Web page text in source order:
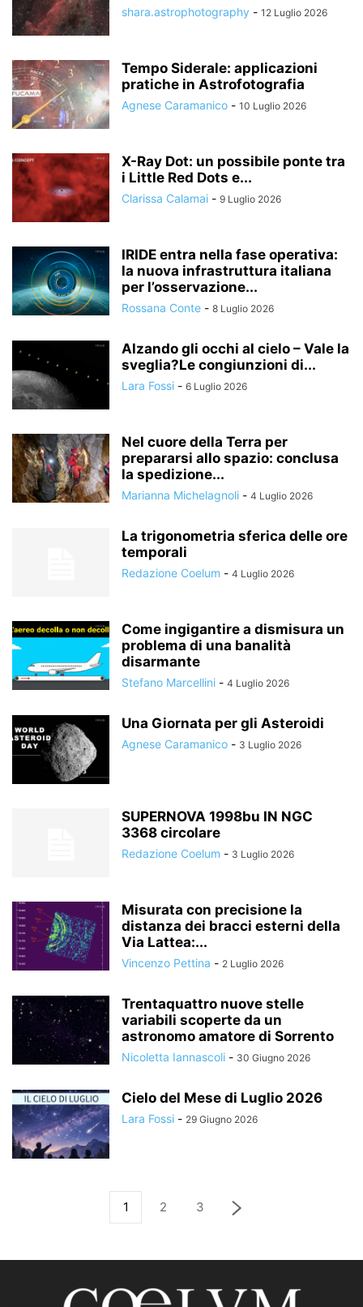
shara.astrophotography - 12 Luglio 2026
Tempo Siderale: applicazioni
pratiche in Astrofotografia
Agnese Caramanico - 10 Luglio 2026
X-Ray Dot: un possibile ponte tra
i Little Red Dots e...
Clarissa Calamai - 9 Luglio 2026
IRIDE entra nella fase operativa:
la nuova infrastruttura italiana
per l’osservazione...
Rossana Conte - 8 Luglio 2026
Alzando gli occhi al cielo – Vale la
sveglia?Le congiunzioni di...
Lara Fossi - 6 Luglio 2026
Nel cuore della Terra per
prepararsi allo spazio: conclusa
la spedizione...
Marianna Michelagnoli - 4 Luglio 2026
La trigonometria sferica delle ore
temporali
Redazione Coelum - 4 Luglio 2026
Come ingigantire a dismisura un
problema di una banalità
disarmante
Stefano Marcellini - 4 Luglio 2026
Una Giornata per gli Asteroidi
Agnese Caramanico - 3 Luglio 2026
SUPERNOVA 1998bu IN NGC
3368 circolare
Redazione Coelum - 3 Luglio 2026
Misurata con precisione la
distanza dei bracci esterni della
Via Lattea:...
Vincenzo Pettina - 2 Luglio 2026
Trentaquattro nuove stelle
variabili scoperte da un
astronomo amatore di Sorrento
Nicoletta Iannascoli - 30 Giugno 2026
Cielo del Mese di Luglio 2026
Lara Fossi - 29 Giugno 2026
1 2 3